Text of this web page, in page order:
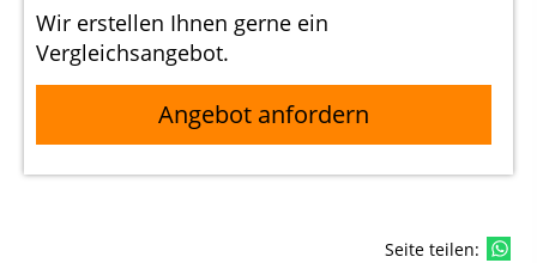
Wir erstellen Ihnen gerne ein
Vergleichsangebot.
Angebot anfordern
Seite teilen: